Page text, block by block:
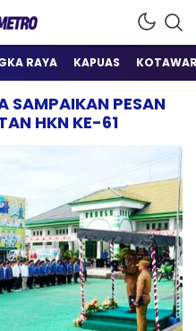
RAYA KAPUAS
SAMPAIKAN PESAN
HKN KE-61